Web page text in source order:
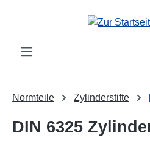
Zum Hauptinhalt springen
Normteile Zylinderstifte
DIN 6325